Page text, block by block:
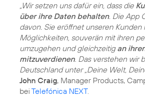
„Wir setzen uns dafür ein, dass die
über ihre Daten behalten. Die App
davon. Sie eröffnet unseren Kunden
Möglichkeiten, souverän mit ihren
umzugehen und gleichzeitig an
mitzuverdienen. Das verstehen wir
Deutschland unter „Deine Welt,
John Craig, Manager Products,
beiTelefónica NEXT.